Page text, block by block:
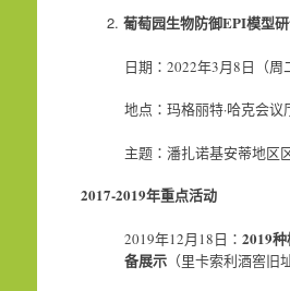
葡萄园生物防御EPI模型
日期：2022年3月8日（周
地点：玛格丽特·哈克会议
主题：潘扎诺基安蒂地区
2017-2019年重点活动
2019年12月18日： 2019
备展示（里卡索利酒窖旧址